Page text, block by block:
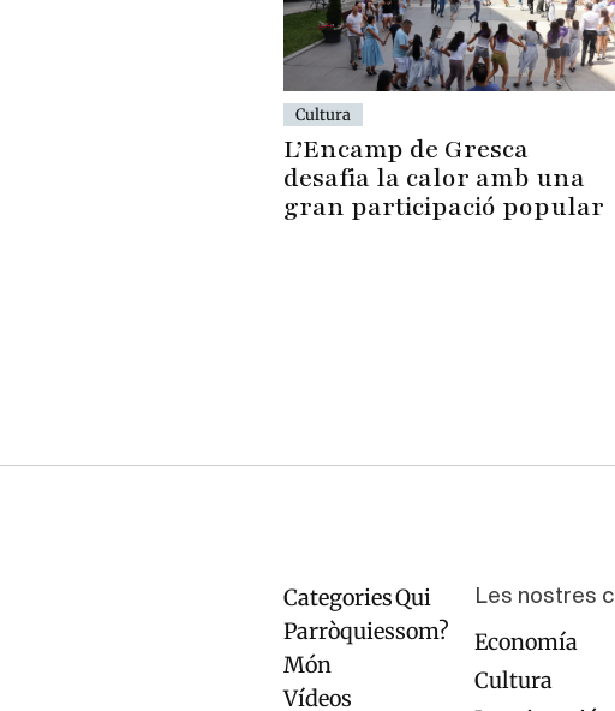
Cultura
L’Encamp de Gresca
desafia la calor amb una
gran participació popular
Navegación
principal
Categories
Parròquies
Món
Vídeos
Pie
página
Qui
som?
Les nostres
Economía
Cultura